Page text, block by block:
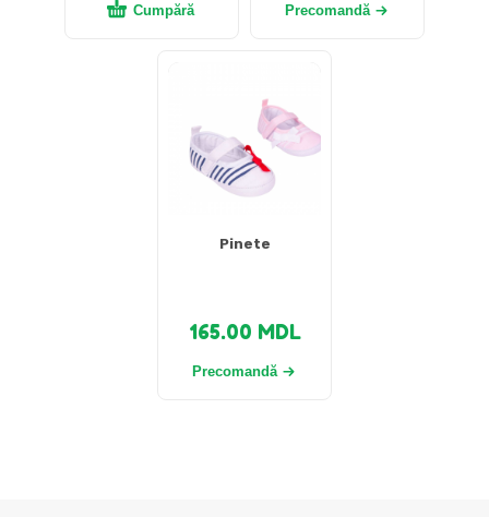
Cumpără Precomandă
Pinete
165.00 MDL
Precomandă